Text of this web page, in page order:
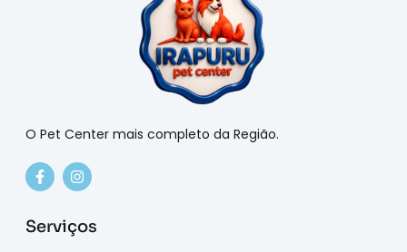
O Pet Center mais completo da Região.
Serviços